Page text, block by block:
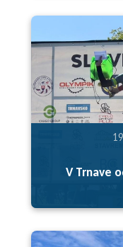
V Trnave